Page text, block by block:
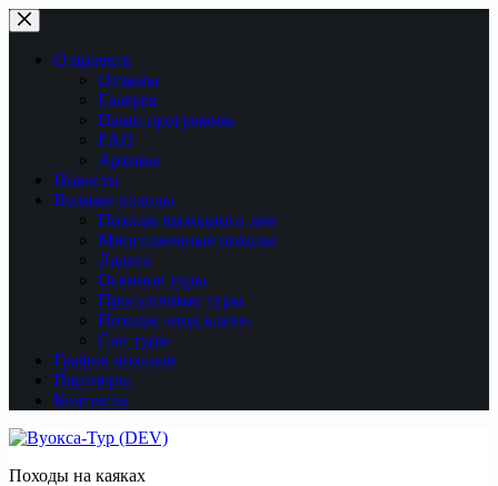
Перейти
к
сути
О проекте
Отзывы
Галерея
Наши программы
FAQ
Архивы
Новости
Водные походы
Походы выходного дня
Многодневные походы
Ладога
Осенние туры
Прогулочные туры
Походы «под ключ»
Сап туры
График походов
Партнеры
Контакты
Походы на каяках